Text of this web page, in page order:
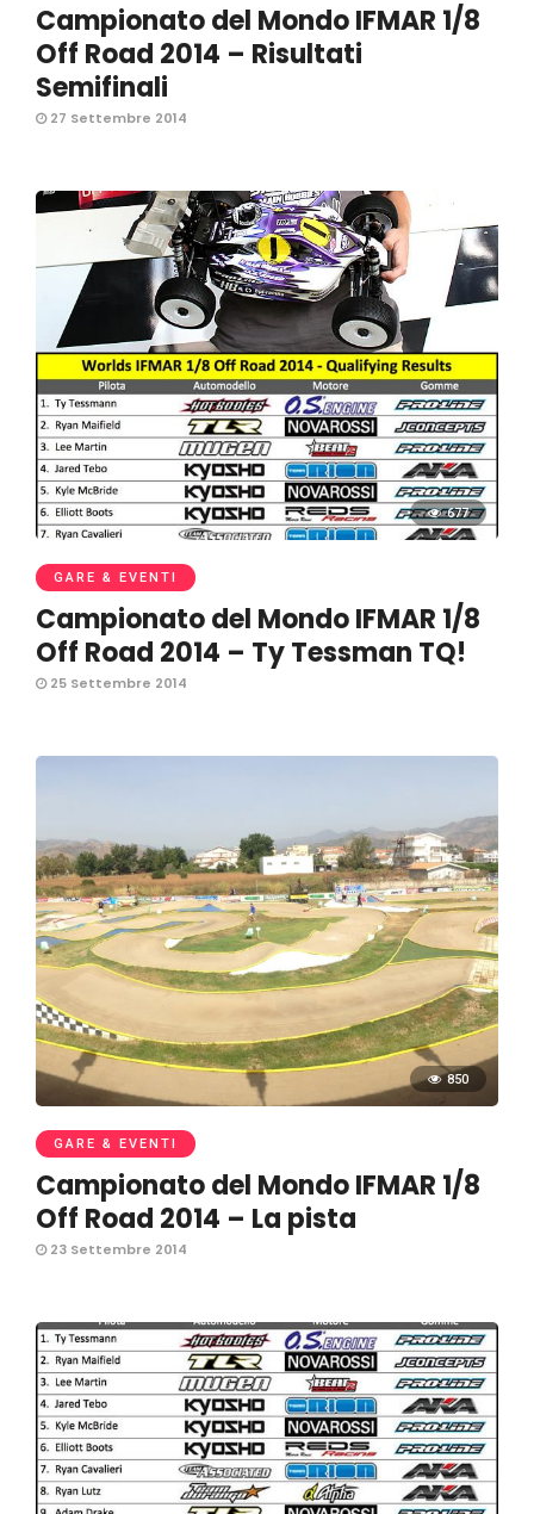
Campionato del Mondo IFMAR 1/8
Off Road 2014 – Risultati
Semifinali
27 Settembre 2014
677
GARE & EVENTI
Campionato del Mondo IFMAR 1/8
Off Road 2014 – Ty Tessman TQ!
25 Settembre 2014
850
GARE & EVENTI
Campionato del Mondo IFMAR 1/8
Off Road 2014 – La pista
23 Settembre 2014